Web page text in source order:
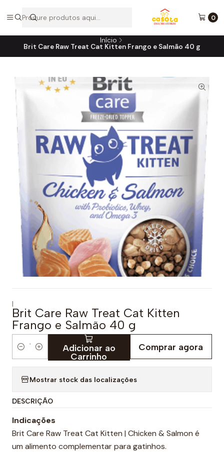
0
A loja online do consultório do seu melhor amigo!
Início
Brit Care Raw Treat Cat Kitten Frango e Salmão 40 g
|
Brit Care Raw Treat Cat Kitten
Frango e Salmão 40 g
t
i
d
a
Adicionar ao
Carrinho
Comprar agora
Mostrar stock das localizações
DESCRIÇÃO
Indicações
Brit Care Raw Treat Cat Kitten | Chicken & Salmon é
um alimento complementar para gatinhos.